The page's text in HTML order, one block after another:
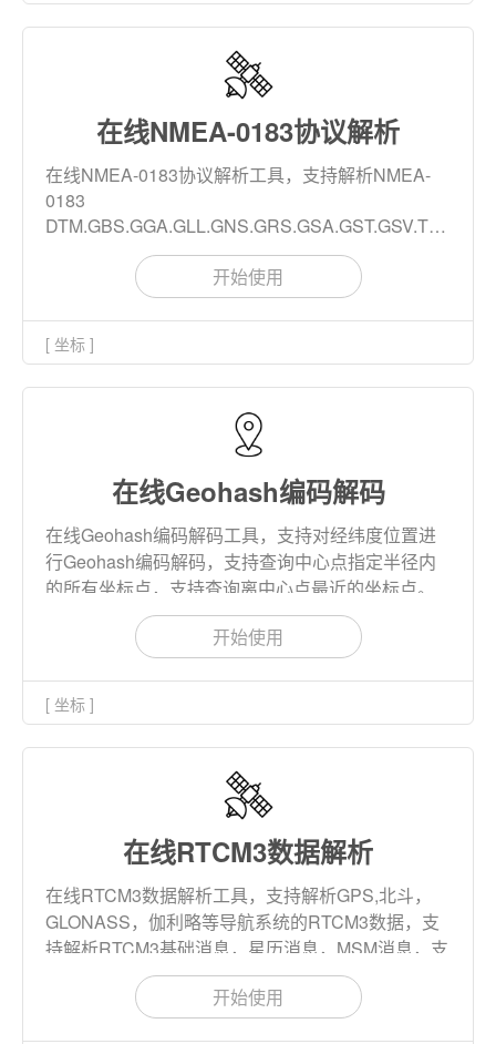
在线NMEA-0183协议解析
在线NMEA-0183协议解析工具，支持解析NMEA-
0183
等数十种消息，支持 NMEA-0183 校验码生成。
开始使用
[ 坐标 ]
在线Geohash编码解码
在线Geohash编码解码工具，支持对经纬度位置进
行Geohash编码解码，支持查询中心点指定半径内
的所有坐标点，支持查询离中心点最近的坐标点。
开始使用
[ 坐标 ]
在线RTCM3数据解析
在线RTCM3数据解析工具，支持解析GPS,北斗，
GLONASS，伽利略等导航系统的RTCM3数据，支
持解析RTCM3基础消息，星历消息，MSM消息，支
持下载解析结果。
开始使用